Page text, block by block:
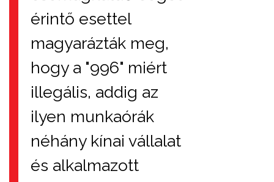
érintő esettel
magyarázták meg,
hogy a "996" miért
illegális, addig az
ilyen munkaórák
néhány kínai vállalat
és alkalmazott